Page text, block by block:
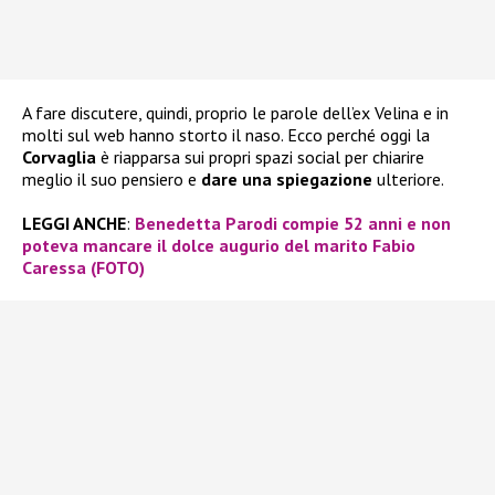
A fare discutere, quindi, proprio le parole dell’ex Velina e in
molti sul web hanno storto il naso. Ecco perché oggi la
Corvaglia è riapparsa sui propri spazi social per chiarire
meglio il suo pensiero e dare una spiegazione ulteriore.
LEGGI ANCHE: Benedetta Parodi compie 52 anni e non
poteva mancare il dolce augurio del marito Fabio
Caressa (FOTO)